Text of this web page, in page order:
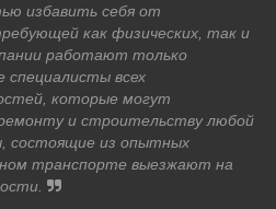
избавить себя от
как физических, так и
работают только
специалисты всех
которые могут
и строительству любой
состоящие из опытных
транспорте выезжают на